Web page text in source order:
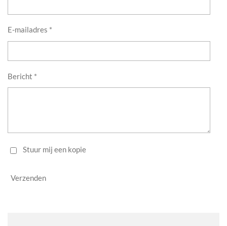
E-mailadres *
Bericht *
Stuur mij een kopie
Verzenden